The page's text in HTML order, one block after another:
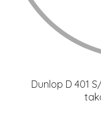
Dunlop D 401